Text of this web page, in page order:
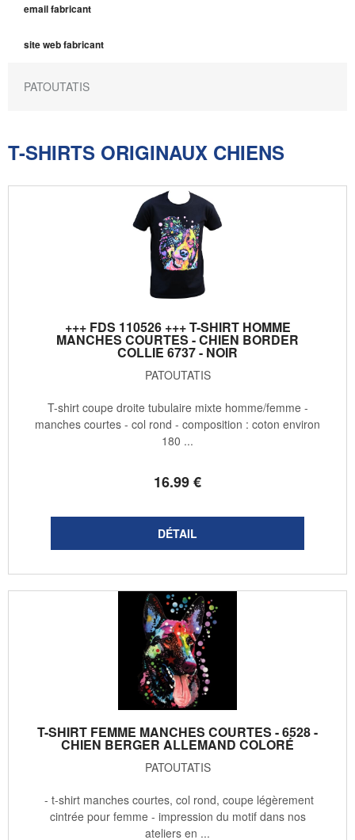
email fabricant
site web fabricant
PATOUTATIS
T-SHIRTS ORIGINAUX CHIENS
+++ FDS 110526 +++ T-SHIRT HOMME
MANCHES COURTES - CHIEN BORDER
COLLIE 6737 - NOIR
PATOUTATIS
16.99€
T-shirt coupe droite tubulaire mixte homme/femme -
manches courtes - col rond - composition : coton environ
180 ...
T-SHIRT FEMME MANCHES COURTES - 6528 -
CHIEN BERGER ALLEMAND COLORÉ
PATOUTATIS
- t-shirt manches courtes, col rond, coupe légèrement
cintrée pour femme - impression du motif dans nos
ateliers en ...